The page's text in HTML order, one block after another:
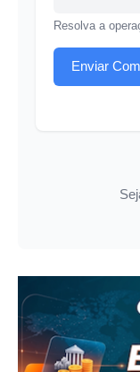
Resolva a
Enviar